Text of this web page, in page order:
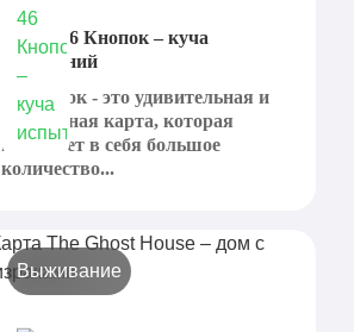
Карта 46 Кнопок – куча
испытаний
46 кнопок - это удивительная и
интересная карта, которая
включает в себя большое
количество...
Выживание